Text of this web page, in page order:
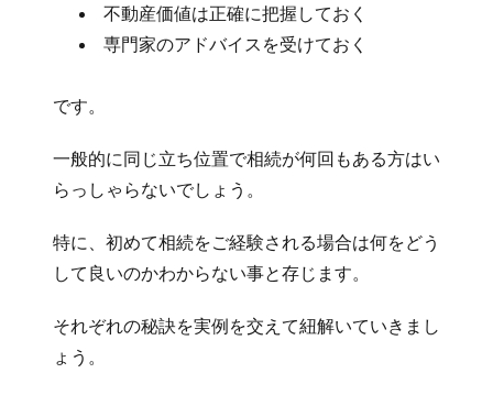
不動産価値は正確に把握しておく
専門家のアドバイスを受けておく
です。
一般的に同じ立ち位置で相続が何回もある方はい
らっしゃらないでしょう。
特に、初めて相続をご経験される場合は何をどう
して良いのかわからない事と存じます。
それぞれの秘訣を実例を交えて紐解いていきまし
ょう。